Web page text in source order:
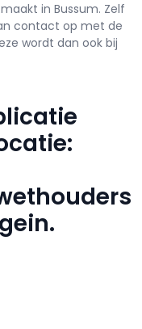
in Bussum. Zelf
contact op met de
wordt dan ook bij